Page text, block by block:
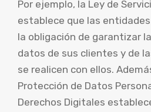
Por ejemplo, la Ley de
establece que las
la obligación de garantizar
datos de sus clientes y de
se realicen con ellos.
Protección de Datos
Derechos Digitales